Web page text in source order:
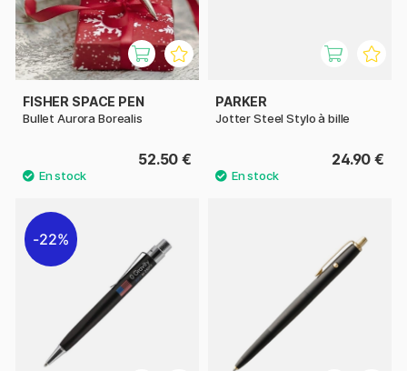
FISHER SPACE PEN
Bullet Aurora Borealis
52.50 €
PARKER
Jotter Steel Stylo à bille
24.90 €
22%